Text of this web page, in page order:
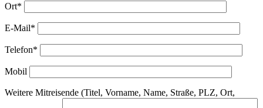
Ort*
E-Mail*
Telefon*
Mobil
Weitere Mitreisende (Titel, Vorname, Name, Straße, PLZ, Ort,